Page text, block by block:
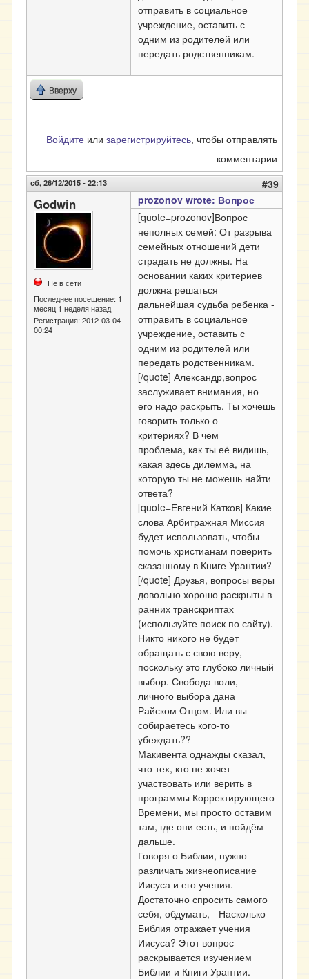
отправить в социальное
учреждение, оставить с
одним из родителей или
передать родственникам.
Вверху
Войдите или зарегистрируйтесь, чтобы отправлять
комментарии
сб, 26/12/2015 - 22:13 #39
Godwin
Не в сети
Последнее посещение: 1
месяц 1 неделя назад
Регистрация:2012-03-04
00:24
prozonov wrote: Вопрос
[quote=prozonov]Вопрос
неполных семей: От разрыва
семейных отношений дети
страдать не должны. На
основании каких критериев
должна решаться
дальнейшая судьба ребенка -
отправить в социальное
учреждение, оставить с
одним из родителей или
передать родственникам.
[/quote] Александр,вопрос
заслуживает внимания, но
его надо раскрыть. Ты хочешь
говорить только о
критериях? В чем
проблема, как ты её видишь,
какая здесь дилемма, на
которую ты не можешь найти
ответа?
[quote=Евгений Катков] Какие
слова Арбитражная Миссия
будет использовать, чтобы
помочь христианам поверить
сказанному в Книге Урантии?
[/quote] Друзья, вопросы веры
довольно хорошо раскрыты в
ранних транскриптах
(используйте поиск по сайту).
Никто никого не будет
обращать с свою веру,
поскольку это глубоко личный
выбор. Свобода воли,
личного выбора дана
Райском Отцом. Или вы
собираетесь кого-то
убеждать??
Макивента однажды сказал,
что тех, кто не хочет
участвовать или верить в
программы Корректирующего
Времени, мы просто оставим
там, где они есть, и пойдём
дальше.
Говоря о Библии, нужно
различать жизнеописание
Иисуса и его учения.
Достаточно спросить самого
себя, обдумать, - Насколько
Библия отражает учения
Иисуса? Этот вопрос
раскрывается изучением
Библии и Книги Урантии.